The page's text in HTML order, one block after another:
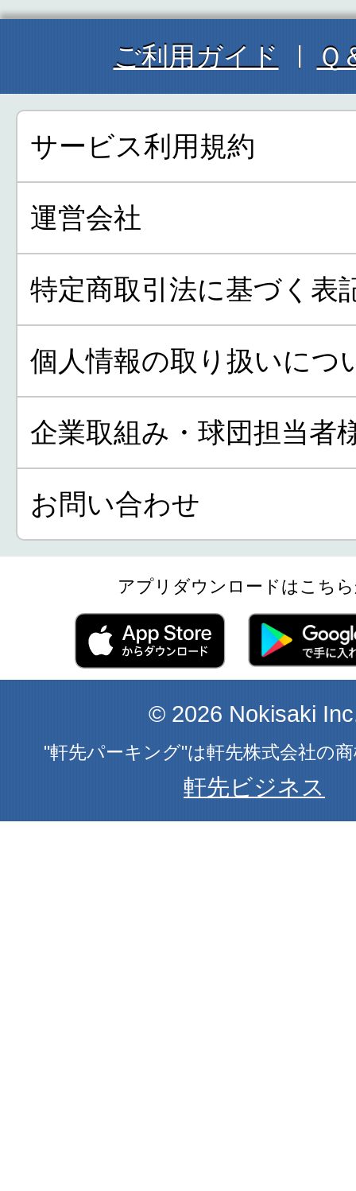
ご利用ガイド Ｑ
サービス利用規約
運営会社
特定商取引法に基づく表
個人情報の取り扱いにつ
企業取組み・球団担当者
お問い合わせ
アプリダウンロードはこち
© 2026 Nokisaki
"軒先パーキング"は軒先株式会社の
軒先ビジネス